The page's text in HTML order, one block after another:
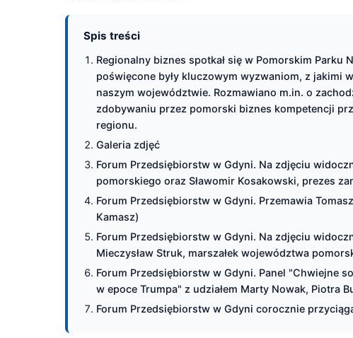
Spis treści
Regionalny biznes spotkał się w Pomorskim
poświęcone były kluczowym wyzwaniom, z jakimi
naszym województwie. Rozmawiano m.in. o
zdobywaniu przez pomorski biznes kompetencji
regionu.
Galeria zdjęć
Forum Przedsiębiorstw w Gdyni. Na zdjęciu
pomorskiego oraz Sławomir Kosakowski, prezes
Forum Przedsiębiorstw w Gdyni. Przemawia
Kamasz)
Forum Przedsiębiorstw w Gdyni. Na zdjęciu
Mieczysław Struk, marszałek województwa
Forum Przedsiębiorstw w Gdyni. Panel "Chwiejne
w epoce Trumpa" z udziałem Marty Nowak, Piotra
Forum Przedsiębiorstw w Gdyni corocznie